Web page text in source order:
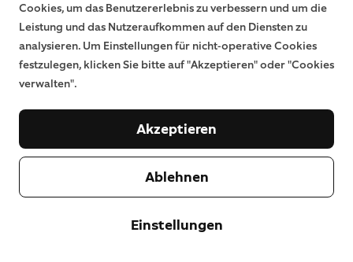
Cookies, um das Benutzererlebnis zu verbessern und um die
Leistung und das Nutzeraufkommen auf den Diensten zu
analysieren. Um Einstellungen für nicht-operative Cookies
festzulegen, klicken Sie bitte auf "Akzeptieren" oder "Cookies
verwalten".
Einstellungen
Ablehnen
Akzeptieren